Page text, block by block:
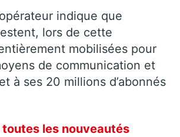
indique que
lors de cette
mobilisées pour
de communication et
à ses 20 millions d’abonnés
toutes les nouveautés